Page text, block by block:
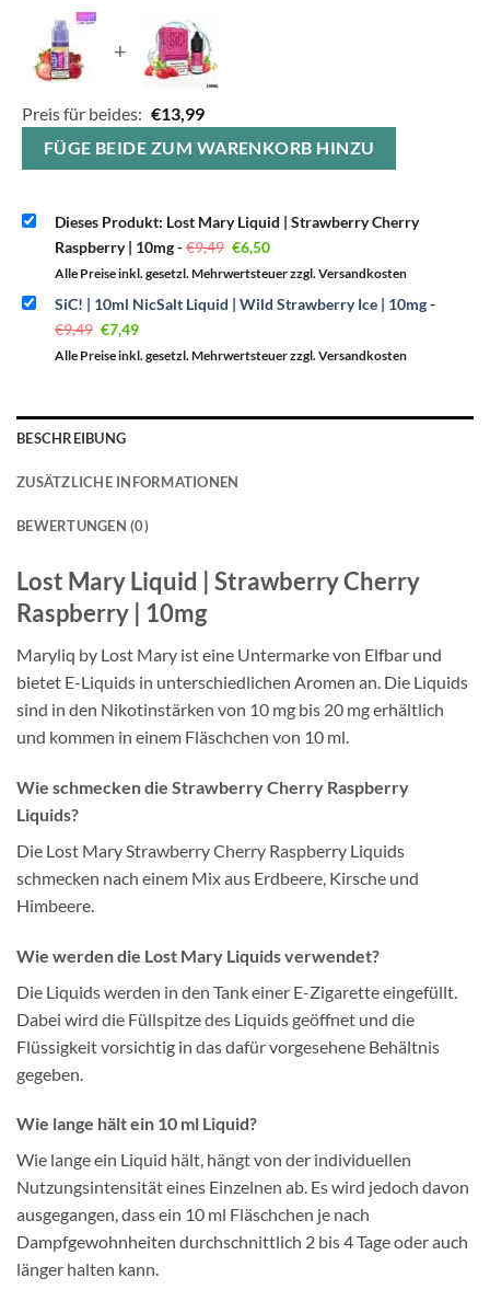
+
Preis für beides: €13,99
FÜGE BEIDE ZUM WARENKORB HINZU
Dieses Produkt: Lost Mary Liquid | Strawberry Cherry
Raspberry | 10mg-€9,49 Ursprünglicher
Preis
war:
€6,50Aktueller
Preis
ist:
€6,50.
Alle Preise inkl. gesetzl. Mehrwertsteuer zzgl. Versandkosten
SiC! | 10ml NicSalt Liquid | Wild Strawberry Ice | 10mg-
€9,49 Ursprünglicher
Preis
war:
€7,49Aktueller
ist:
€7,49.
Alle Preise inkl. gesetzl. Mehrwertsteuer zzgl. Versandkosten
BESCHREIBUNG
ZUSÄTZLICHE INFORMATIONEN
BEWERTUNGEN (0)
Lost Mary Liquid | Strawberry Cherry
Raspberry | 10mg
Maryliq by Lost Mary ist eine Untermarke von Elfbar und
bietet E-Liquids in unterschiedlichen Aromen an. Die Liquids
sind in den Nikotinstärken von 10 mg bis 20 mg erhältlich
und kommen in einem Fläschchen von 10 ml.
Wie schmecken die Strawberry Cherry Raspberry
Liquids?
Die Lost Mary Strawberry Cherry Raspberry Liquids
schmecken nach einem Mix aus Erdbeere, Kirsche und
Himbeere.
Wie werden die Lost Mary Liquids verwendet?
Die Liquids werden in den Tank einer E-Zigarette eingefüllt.
Dabei wird die Füllspitze des Liquids geöffnet und die
Flüssigkeit vorsichtig in das dafür vorgesehene Behältnis
gegeben.
Wie lange hält ein 10 ml Liquid?
Wie lange ein Liquid hält, hängt von der individuellen
Nutzungsintensität eines Einzelnen ab. Es wird jedoch davon
ausgegangen, dass ein 10 ml Fläschchen je nach
Dampfgewohnheiten durchschnittlich 2 bis 4 Tage oder auch
länger halten kann.